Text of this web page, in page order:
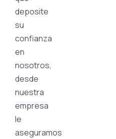
deposite
su
confianza
en
nosotros,
desde
nuestra
empresa
le
aseguramos